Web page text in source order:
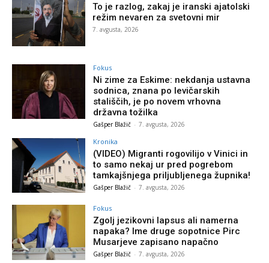
To je razlog, zakaj je iranski ajatolski
režim nevaren za svetovni mir
7. avgusta, 2026
Fokus
Ni zime za Eskime: nekdanja ustavna
sodnica, znana po levičarskih
stališčih, je po novem vrhovna
državna tožilka
Gašper Blažič - 7. avgusta, 2026
Kronika
(VIDEO) Migranti rogovilijo v Vinici in
to samo nekaj ur pred pogrebom
tamkajšnjega priljubljenega župnika!
Gašper Blažič - 7. avgusta, 2026
Fokus
Zgolj jezikovni lapsus ali namerna
napaka? Ime druge sopotnice Pirc
Musarjeve zapisano napačno
Gašper Blažič - 7. avgusta, 2026